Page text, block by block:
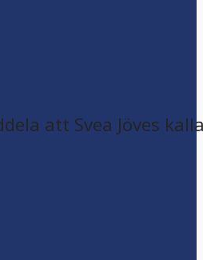
att Svea Jöves